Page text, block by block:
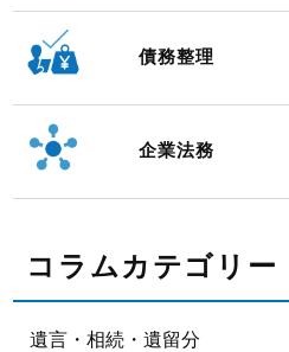
債務整理
企業法務
コラムカテゴリー
遺言・相続・遺留分